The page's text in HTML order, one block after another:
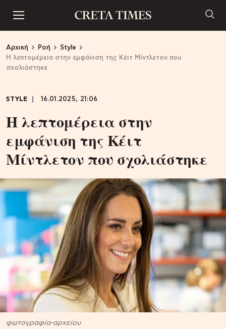
Αρχική Ροή
Style
Η λεπτομέρεια στην εμφάνιση της Κέιτ Μίντλετον που
σχολιάστηκε
STYLE 16.01.2025, 21:06
Η λεπτομέρεια στην
εμφάνιση της Κέιτ
Μίντλετον που σχολιάστηκε
φωτογραφία-αρχείου